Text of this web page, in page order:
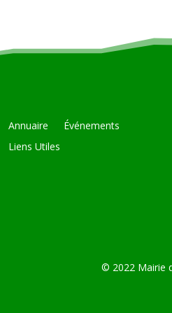
Annuaire
Événements
Liens Utiles
© 2022 Mairie